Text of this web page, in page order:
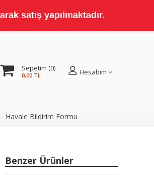
satış yapılmaktadır.
Sepetim 0
0,00 TL Hesabım
Havale Bildirim Formu
Benzer Ürünler